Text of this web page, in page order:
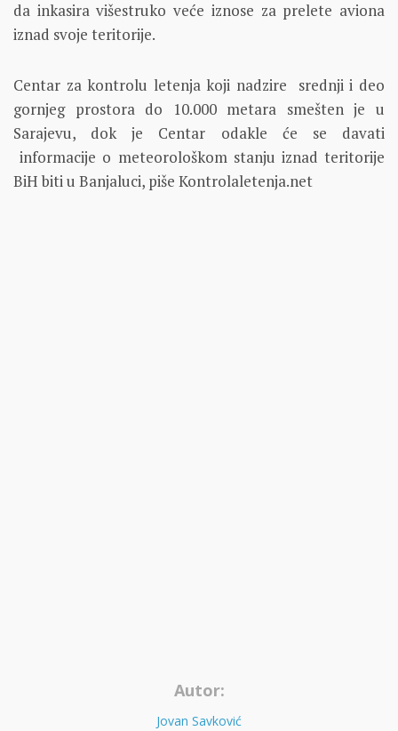
da inkasira višestruko veće iznose za prelete aviona
iznad svoje teritorije.
Centar za kontrolu letenja koji nadzire srednji i deo
gornjeg prostora do 10.000 metara smešten je u
Sarajevu, dok je Centar odakle će se davati
informacije o meteorološkom stanju iznad teritorije
BiH biti u Banjaluci, piše Kontrolaletenja.net
Autor:
Jovan Savković